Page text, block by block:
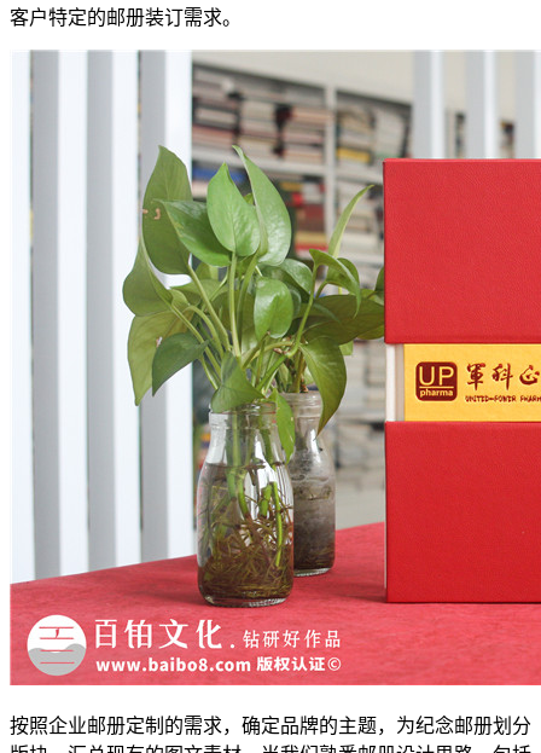
客户特定的邮册装订需求。
按照企业邮册定制的需求，确定品牌的主题，为纪念邮册划分